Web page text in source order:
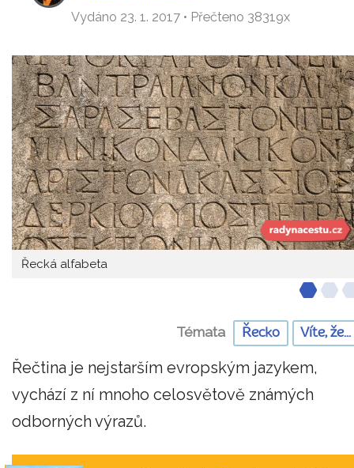
Vydáno 23. 1. 2017 • Přečteno 38319x
Řecká alfabeta
Témata Řecko Víte, že...
Řečtina je nejstarším evropským jazykem,
vychází z ní mnoho celosvětově známých
odborných výrazů.